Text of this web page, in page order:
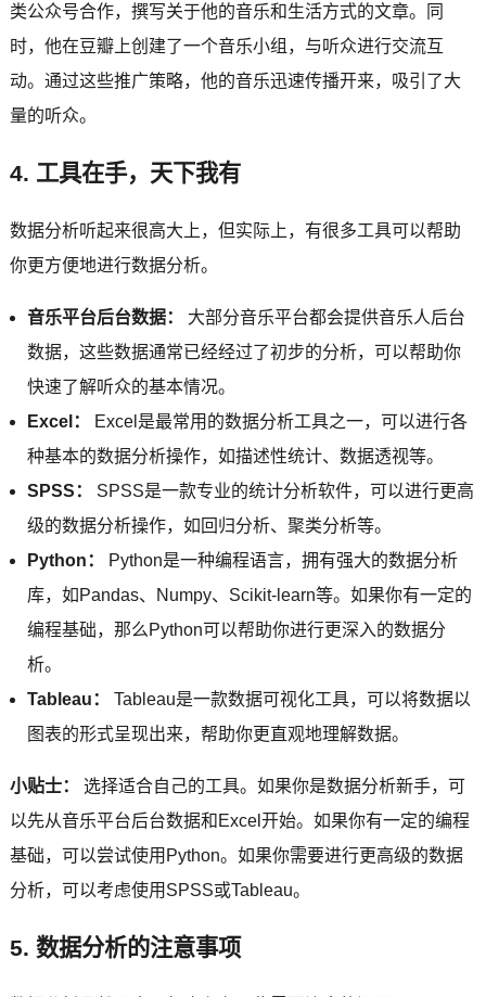
类公众号合作，撰写关于他的音乐和生活方式的文章。同
时，他在豆瓣上创建了一个音乐小组，与听众进行交流互
动。通过这些推广策略，他的音乐迅速传播开来，吸引了大
量的听众。
4. 工具在手，天下我有
数据分析听起来很高大上，但实际上，有很多工具可以帮助
你更方便地进行数据分析。
音乐平台后台数据：
大部分音乐平台都会提供音乐人后台
数据，这些数据通常已经经过了初步的分析，可以帮助你
快速了解听众的基本情况。
Excel：
Excel是最常用的数据分析工具之一，可以进行各
种基本的数据分析操作，如描述性统计、数据透视等。
SPSS：
SPSS是一款专业的统计分析软件，可以进行更高
级的数据分析操作，如回归分析、聚类分析等。
Python：
Python是一种编程语言，拥有强大的数据分析
库，如Pandas、Numpy、Scikit-learn等。如果你有一定的
编程基础，那么Python可以帮助你进行更深入的数据分
析。
Tableau：
Tableau是一款数据可视化工具，可以将数据以
图表的形式呈现出来，帮助你更直观地理解数据。
小贴士：
选择适合自己的工具。如果你是数据分析新手，可
以先从音乐平台后台数据和Excel开始。如果你有一定的编程
基础，可以尝试使用Python。如果你需要进行更高级的数据
分析，可以考虑使用SPSS或Tableau。
5. 数据分析的注意事项